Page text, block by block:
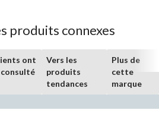
produits connexes
ont
consulté
Vers les
produits
tendances
Plus de
cette
marque